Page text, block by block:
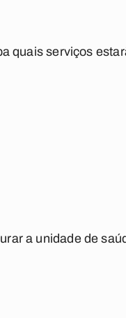
quais serviços
a unidade de